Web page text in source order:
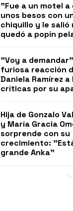
"Fue a un motel a
unos besos con
chiquillo y le
quedó a popín
"Voy a
furiosa reacción
Daniela Ramírez a
críticas por su
Hija de Gonzalo
y María Gracia
sorprende con su
crecimiento:
grande Anka"